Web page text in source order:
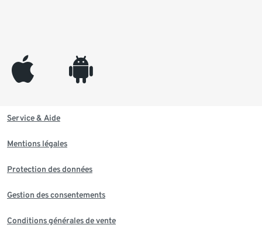
appleinc android
Service & Aide
Mentions légales
Protection des données
Gestion des consentements
Conditions générales de vente